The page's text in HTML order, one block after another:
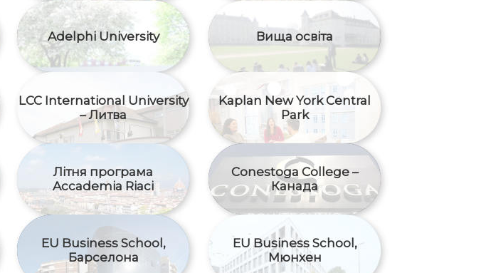
Adelphi University Вища освіта
LCC International University
– Литва
Kaplan New York Central
Park
Літня програма
Accademia Riaci
Conestoga College –
Канада
EU Business School,
Барселона
EU Business School,
Мюнхен